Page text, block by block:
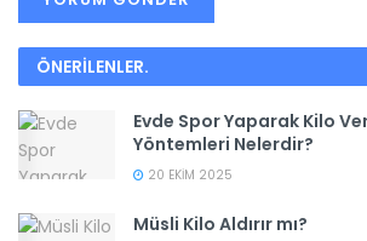
ÖNERİLENLER.
Evde Spor Yaparak Kilo
Yöntemleri Nelerdir?
20 EKIM 2025
Müsli Kilo Aldırır mı?